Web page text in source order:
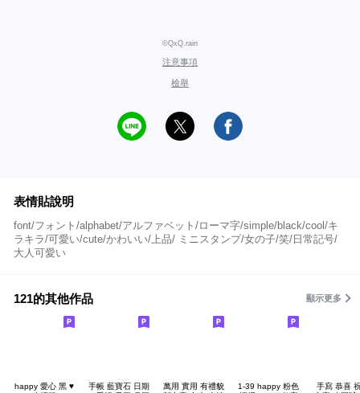
©QxQ.rain
注意事項
檢舉
表情貼說明
font/フォント/alphabet/アルファベット/ローマ字/simple/black/cool/キ
ラキラ/可愛い/cute/かわいい/上品/ ミニスタンプ/女の子/笑/日常記号/
大人可愛い
121的其他作品 顯示更多
happy 愛心 黑 ♥
手帳 藍寶石 日期
萬用 實用 有禮貌
1-39 happy 粉色
手寫 恭喜